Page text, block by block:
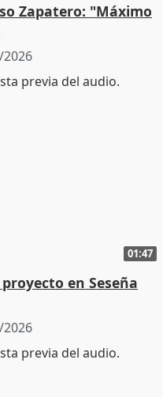
Zapatero: "Máximo
01:47
en Seseña